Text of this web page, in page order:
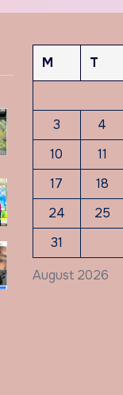
August 2026
M T
3
4
10
11
17
18
24
25
31